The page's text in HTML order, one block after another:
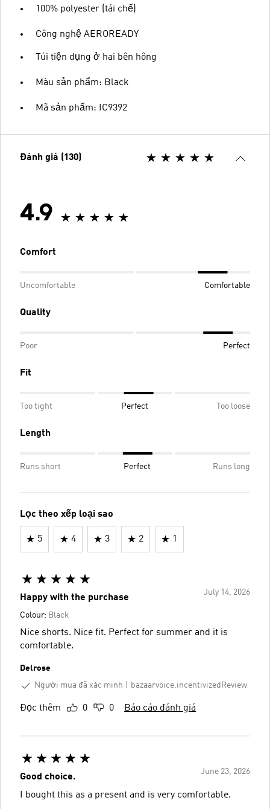
100% polyester (tái chế)
Công nghệ AEROREADY
Túi tiện dụng ở hai bên hông
Màu sản phẩm: Black
Mã sản phẩm: IC9392
Đánh giá (130)
4.9
Comfort
Uncomfortable Comfortable
Quality
Poor Perfect
Fit
Too tight Perfect Too loose
Length
Runs short Perfect Runs long
Lọc theo xếp loại sao
5 4 3 2 1
July 14, 2026
Happy with the purchase
Colour: Black
Nice shorts. Nice fit. Perfect for summer and it is
comfortable.
Delrose
Người mua đã xác minh
bazaarvoice.incentivizedReview
Đọc thêm 0 0 Báo cáo đánh giá
June 23, 2026
Good choice.
I bought this as a present and is very comfortable.